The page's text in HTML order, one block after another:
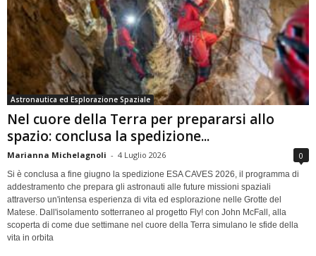
Astronautica ed Esplorazione Spaziale
Nel cuore della Terra per prepararsi allo
spazio: conclusa la spedizione...
Marianna Michelagnoli - 4 Luglio 2026 0
Si è conclusa a fine giugno la spedizione ESA CAVES 2026, il programma di
addestramento che prepara gli astronauti alle future missioni spaziali
attraverso un'intensa esperienza di vita ed esplorazione nelle Grotte del
Matese. Dall'isolamento sotterraneo al progetto Fly! con John McFall, alla
scoperta di come due settimane nel cuore della Terra simulano le sfide della
vita in orbita